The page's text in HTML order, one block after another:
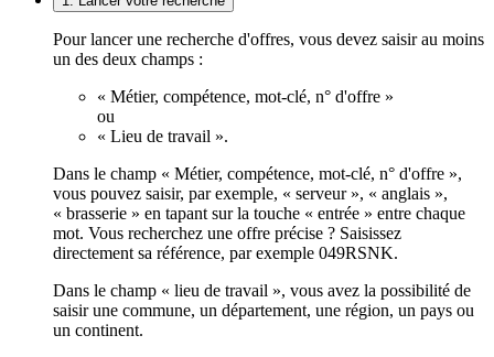
Pour lancer une recherche d'offres, vous devez saisir au moins
un des deux champs :
« Métier, compétence, mot-clé, n° d'offre »
ou
« Lieu de travail ».
Dans le champ « Métier, compétence, mot-clé, n° d'offre »,
vous pouvez saisir, par exemple, « serveur », « anglais »,
« brasserie » en tapant sur la touche « entrée » entre chaque
mot. Vous recherchez une offre précise ? Saisissez
directement sa référence, par exemple 049RSNK.
Dans le champ « lieu de travail », vous avez la possibilité de
saisir une commune, un département, une région, un pays ou
un continent.